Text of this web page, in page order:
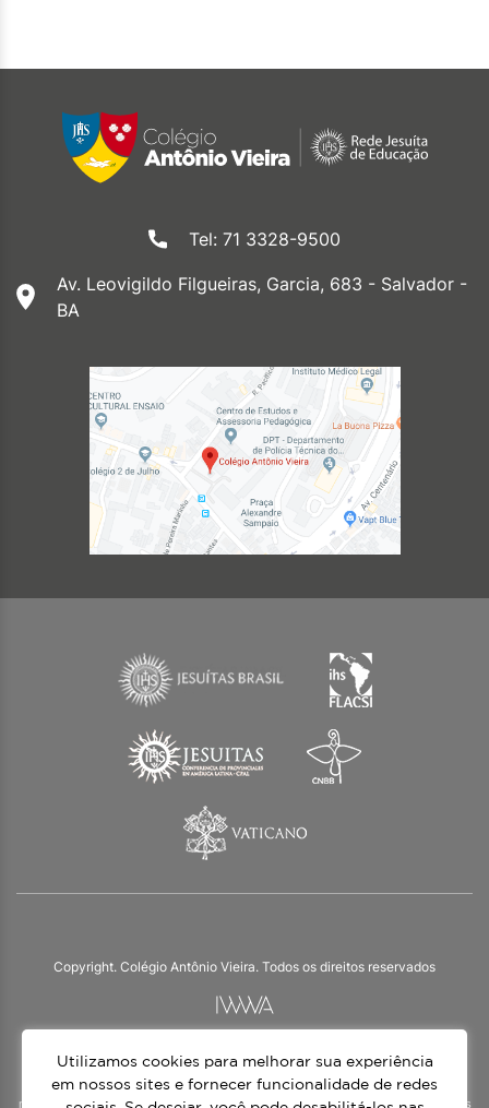
Tel: 71 3328-9500
Av. Leovigildo Filgueiras, Garcia, 683 - Salvador -
BA
Copyright. Colégio Antônio Vieira. Todos os direitos reservados
O Colégio Antônio Vieira integra a Rede Jesuíta de Educação, tendo as suas
práticas impulsionadas pelos valores da espiritualidade inaciana – marca da
nossa identidade e das aproximadamente 1500 unidades de ensino, espalhadas
Utilizamos cookies para melhorar sua experiência
em nossos sites e fornecer funcionalidade de redes